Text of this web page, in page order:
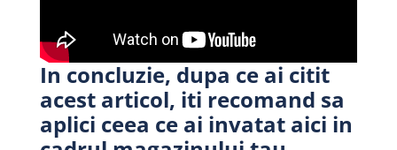
In concluzie, dupa ce ai citit
acest articol, iti recomand sa
aplici ceea ce ai invatat aici in